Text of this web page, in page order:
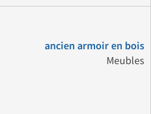
ancien armoir en bois
Meubles